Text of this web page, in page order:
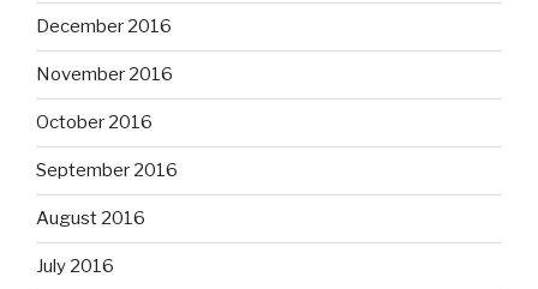
December 2016
November 2016
October 2016
September 2016
August 2016
July 2016